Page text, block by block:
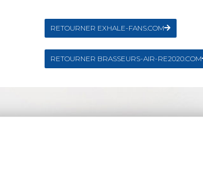
RETOURNER EXHALE-FANS.COM
RETOURNER BRASSEURS-AIR-RE2020.COM